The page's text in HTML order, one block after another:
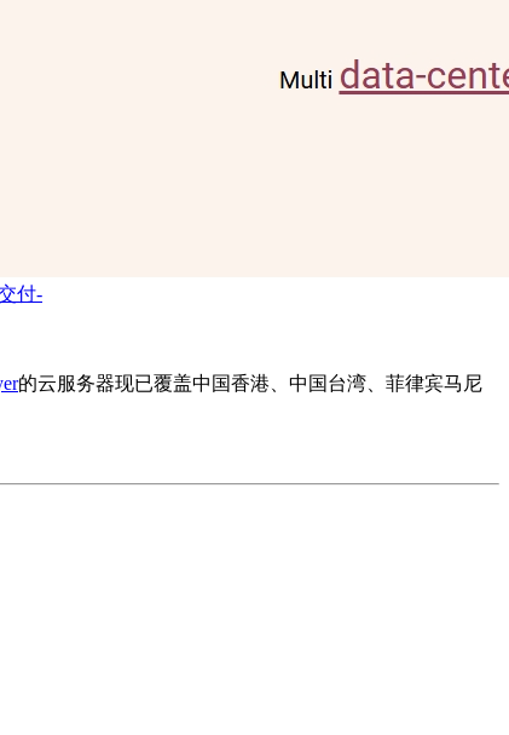
的云服务器现已覆盖中国香港、中国台湾、菲律宾马尼